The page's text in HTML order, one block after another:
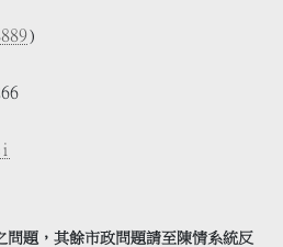
)
問題，其餘市政問題請至陳情系統反